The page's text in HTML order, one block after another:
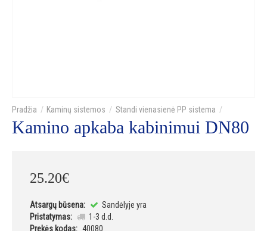
Kaminų sistemos Standi vienasienė PP sistema
Kamino apkaba kabinimui DN80
25.20€
Atsargų būsena:
Sandėlyje yra
Pristatymas:
1-3 d.d.
Prekės kodas: 40080